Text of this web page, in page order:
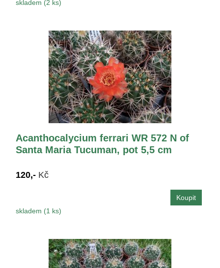
skladem (2 ks)
Acanthocalycium ferrari WR 572 N of
Santa Maria Tucuman, pot 5,5 cm
120,- Kč
skladem (1 ks)